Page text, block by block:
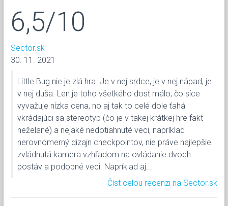
6,5/10
Sector.sk
30. 11. 2021
Little Bug nie je zlá hra. Je v nej srdce, je v nej nápad, je
v nej duša. Len je toho všetkého dosť málo, čo síce
vyvažuje nízka cena, no aj tak to celé dole ťahá
vkrádajúci sa stereotyp (čo je v takej krátkej hre fakt
neželané) a nejaké nedotiahnuté veci, napríklad
nerovnomerný dizajn checkpointov, nie práve najlepšie
zvládnutá kamera vzhľadom na ovládanie dvoch
postáv a podobné veci. Napríklad aj...
Číst celou recenzi na Sector.sk